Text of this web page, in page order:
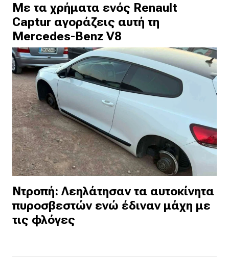
Με τα χρήματα ενός Renault
Captur αγοράζεις αυτή τη
Mercedes-Benz V8
Ντροπή: Λεηλάτησαν τα αυτοκίνητα
πυροσβεστών ενώ έδιναν μάχη με
τις φλόγες